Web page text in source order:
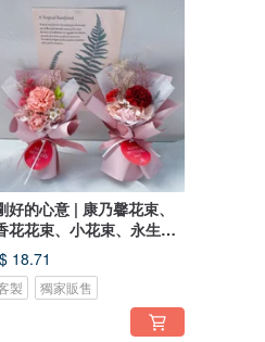
好的心意 | 康乃馨花束、
花花束、小花束、永生花
18.71
製 獨家販售